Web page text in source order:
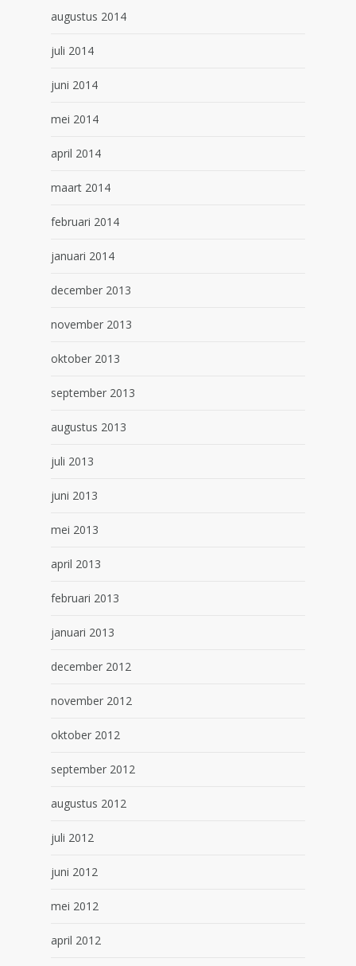
augustus 2014
juli 2014
juni 2014
mei 2014
april 2014
maart 2014
februari 2014
januari 2014
december 2013
november 2013
oktober 2013
september 2013
augustus 2013
juli 2013
juni 2013
mei 2013
april 2013
februari 2013
januari 2013
december 2012
november 2012
oktober 2012
september 2012
augustus 2012
juli 2012
juni 2012
mei 2012
april 2012